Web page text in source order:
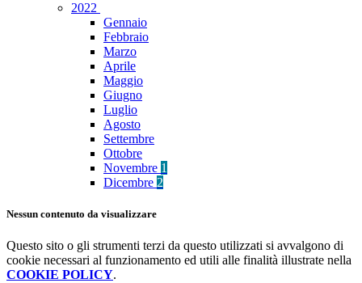
2022
Gennaio
Febbraio
Marzo
Aprile
Maggio
Giugno
Luglio
Agosto
Settembre
Ottobre
Novembre 1
Dicembre 2
Nessun contenuto da visualizzare
Questo sito o gli strumenti terzi da questo utilizzati si avvalgono di
cookie necessari al funzionamento ed utili alle finalità illustrate nella
COOKIE POLICY.